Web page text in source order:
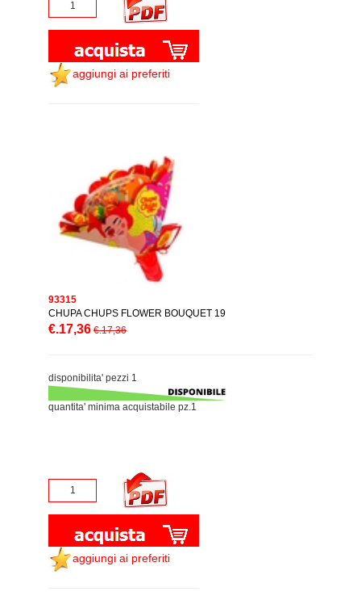
aggiungi ai preferiti
93315
CHUPA CHUPS FLOWER BOUQUET 19
€.17,36 €.17,36
disponibilita' pezzi 1
quantita' minima acquistabile pz.1
aggiungi ai preferiti